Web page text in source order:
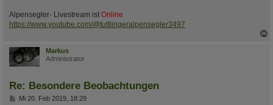
Alpensegler- Livestream ist Online
https://www.youtube.com/@tuttlingeralpensegler3497
Markus
Administrator
Re: Besondere Beobachtungen
BMi 20. Feb 2019, 18:29